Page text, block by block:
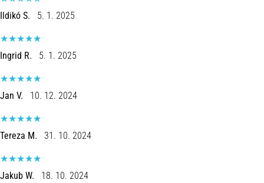
Ildikó S. 5. 1. 2025
Ingrid R. 5. 1. 2025
Jan V. 10. 12. 2024
Tereza M. 31. 10. 2024
Jakub W. 18. 10. 2024